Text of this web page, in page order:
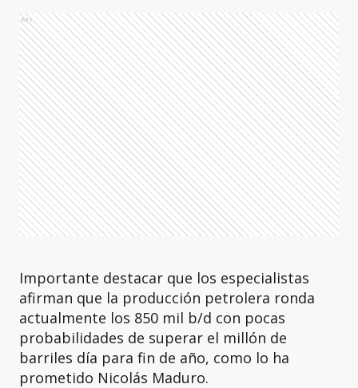
Ads
Importante destacar que los especialistas
afirman que la producción petrolera ronda
actualmente los 850 mil b/d con pocas
probabilidades de superar el millón de
barriles día para fin de año, como lo ha
prometido Nicolás Maduro.